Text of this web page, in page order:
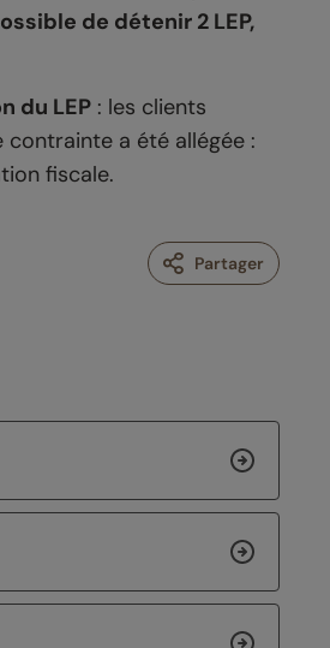
de détenir 2 LEP,
du LEP : les clients
a été allégée :
fiscale.
Partager